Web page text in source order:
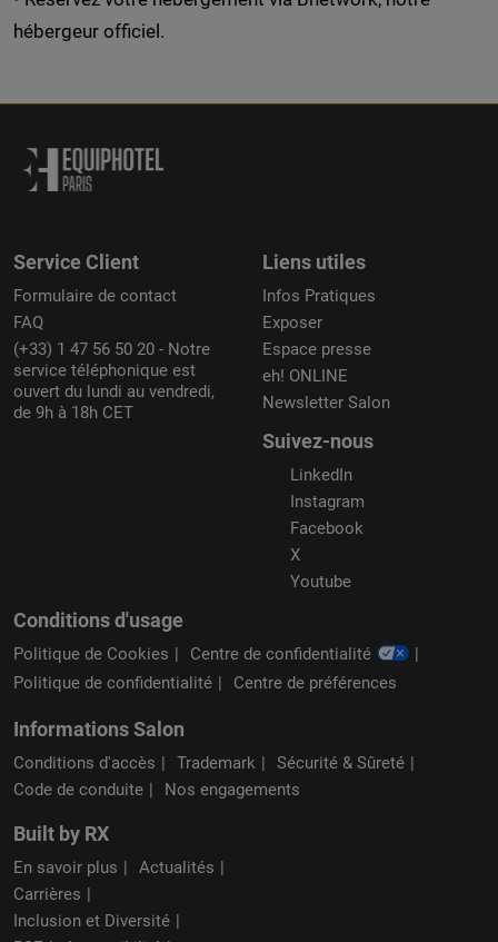
hébergeur officiel.
Service Client
Formulaire de contact
FAQ
(+33) 1 47 56 50 20 - Notre
service téléphonique est
ouvert du lundi au vendredi,
de 9h à 18h CET
Liens utiles
Infos Pratiques
Exposer
Espace presse
eh! ONLINE
Newsletter Salon
Suivez-nous
LinkedIn
Instagram
Facebook
X
Youtube
Conditions d'usage
Politique de Cookies
Centre de confidentialité
Politique de confidentialité
Centre de préférences
Informations Salon
Conditions d'accès Trademark
Sécurité & Sûreté
Code de conduite
Nos engagements
Built by RX
En savoir plus
Actualités
Carrières
Inclusion et Diversité